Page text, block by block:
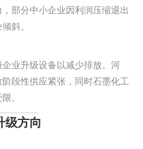
部分中小企业因利润压缩退出
斜。
业升级设备以减少排放。河
段性供应紧张，同时石墨化工
。
级方向